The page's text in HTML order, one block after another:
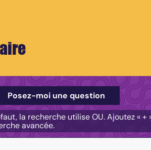
Posez-moi une question
la recherche utilise OU. Ajoutez «
avancée.